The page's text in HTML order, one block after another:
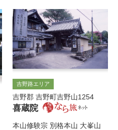
吉野路エリア
吉野郡 吉野町吉野山1254
喜蔵院
本山修験宗 別格本山 大峯山